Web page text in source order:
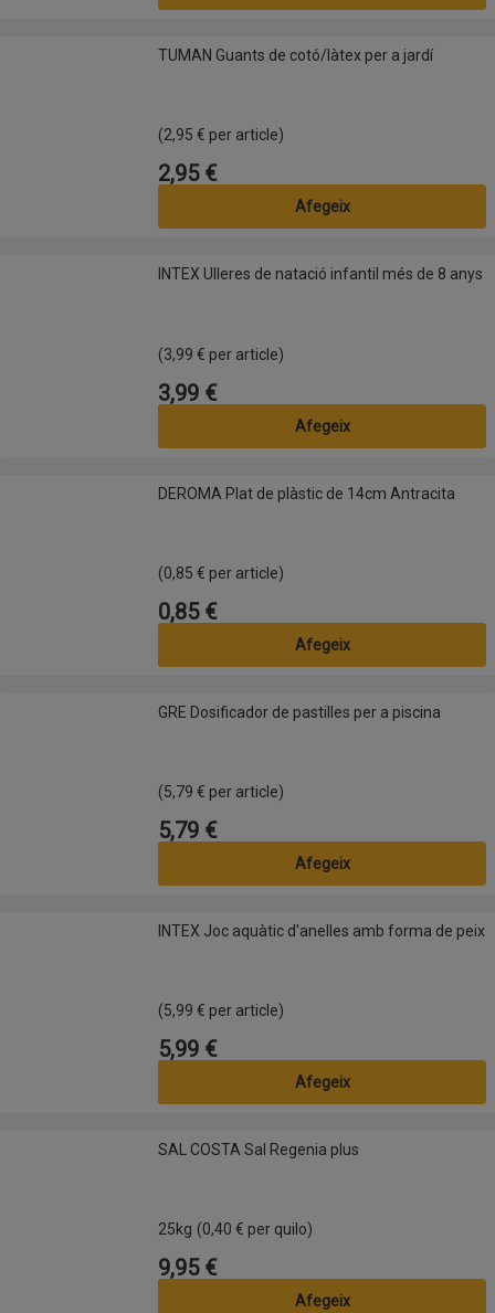
TUMAN Guants de cotó/làtex per a jardíTUMAN Guants de cotó/làtex per a jardí
(2,95 € per article)
Preu
2,95 €
Afegeix
INTEX Ulleres de natació infantil més de 8 anys
INTEX Ulleres de natació infantil més de 8 anys
(3,99 € per article)
Preu
3,99 €
Afegeix
DEROMA Plat de plàstic de 14cm AntracitaDEROMA Plat de plàstic de 14cm Antracita
(0,85 € per article)
Preu
0,85 €
Afegeix
GRE Dosificador de pastilles per a piscinaGRE Dosificador de pastilles per a piscina
(5,79 € per article)
Preu
5,79 €
Afegeix
INTEX Joc aquàtic d'anelles amb forma de peixINTEX Joc aquàtic d'anelles amb forma de peix
(5,99 € per article)
Preu
5,99 €
Afegeix
SAL COSTA Sal Regenia plusSAL COSTA Sal Regenia plus
25kg (0,40 € per quilo)
Preu
9,95 €
Afegeix